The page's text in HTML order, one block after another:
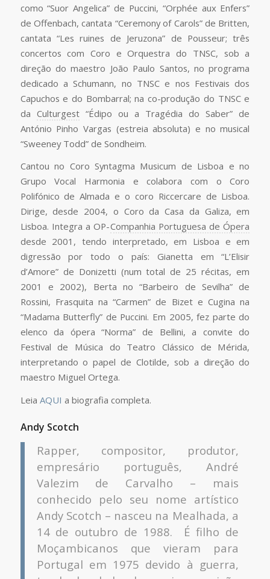
como “Suor Angelica” de Puccini, “Orphée aux Enfers”
de Offenbach, cantata “Ceremony of Carols” de Britten,
cantata “Les ruines de Jeruzona” de Pousseur; três
concertos com Coro e Orquestra do TNSC, sob a
direção do maestro João Paulo Santos, no programa
dedicado a Schumann, no TNSC e nos Festivais dos
Capuchos e do Bombarral; na co-produção do TNSC e
da Culturgest“Édipo ou a Tragédia do Saber” de
António Pinho Vargas (estreia absoluta) e no musical
“Sweeney Todd” de Sondheim.
Cantou no Coro Syntagma Musicum de Lisboa e no
Grupo Vocal Harmonia e colabora com o Coro
Polifónico de Almada e o coro Riccercare de Lisboa.
Dirige, desde 2004, o Coro da Casa da Galiza, em
Lisboa. Integra a OP-Companhia Portuguesa de Ópera
desde 2001, tendo interpretado, em Lisboa e em
digressão por todo o país: Gianetta em “L’Elisir
d’Amore” de Donizetti (num total de 25 récitas, em
2001 e 2002), Berta no “Barbeiro de Sevilha” de
Rossini, Frasquita na “Carmen” de Bizet e Cugina na
“Madama Butterfly” de Puccini. Em 2005, fez parte do
elenco da ópera “Norma” de Bellini, a convite do
Festival de Música do Teatro Clássico de Mérida,
interpretando o papel de Clotilde, sob a direção do
maestro Miguel Ortega.
Leia AQUI a biografia completa.
Andy Scotch
Rapper, compositor, produtor,
empresário português, André
Valezim de Carvalho – mais
conhecido pelo seu nome artístico
Andy Scotch – nasceu na Mealhada, a
14 de outubro de 1988. É filho de
Moçambicanos que vieram para
Portugal em 1975 devido à guerra,